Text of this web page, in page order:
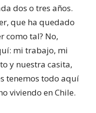
dos o tres años.
que ha quedado
como tal? No,
mi trabajo, mi
y nuestra casita,
tenemos todo aquí
viviendo en Chile.